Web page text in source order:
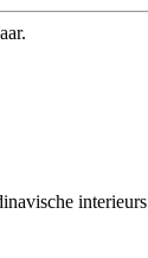
interieurs